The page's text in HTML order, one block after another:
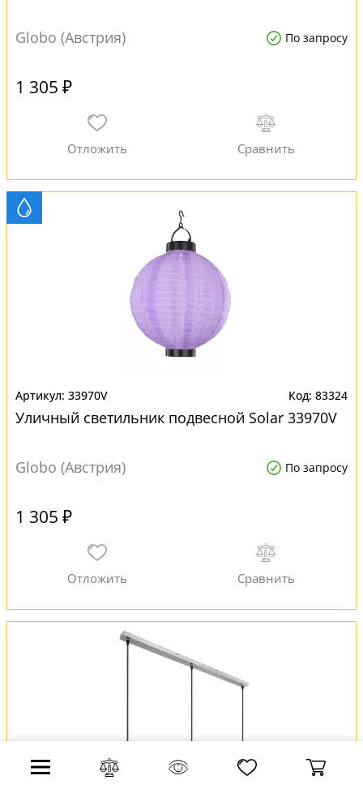
Globo (Австрия) По запросу
1 305 ₽
33970V 83324
Уличный светильник подвесной Solar 33970V
Globo (Австрия) По запросу
1 305 ₽